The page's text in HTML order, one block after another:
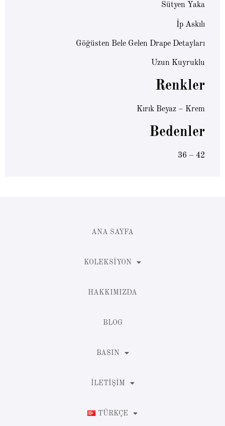
Sütyen Yaka
İp Askılı
Göğüsten Bele Gelen Drape Detayları
Uzun Kuyruklu
Renkler
Kırık Beyaz – Krem
Bedenler
36 – 42
ANA SAYFA
KOLEKSIYON
HAKKIMIZDA
BLOG
BASIN
İLETIŞIM
TÜRKÇE